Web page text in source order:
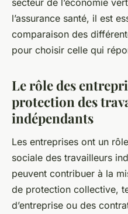
l’assurance santé, il est
comparaison des
pour choisir celle qui
Le rôle des
protection des
indépendants
Les entreprises ont un
sociale des travailleurs
peuvent contribuer à la
de protection collective,
d’entreprise ou des